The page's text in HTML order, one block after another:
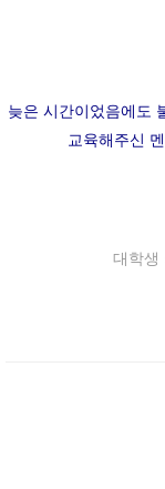
늦은 시간이었음에도
교육해주신
대학생